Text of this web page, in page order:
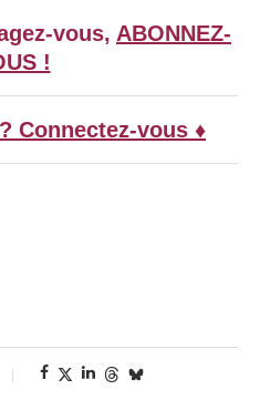
vous, ABONNEZ-
!
Connectez-vous ♦